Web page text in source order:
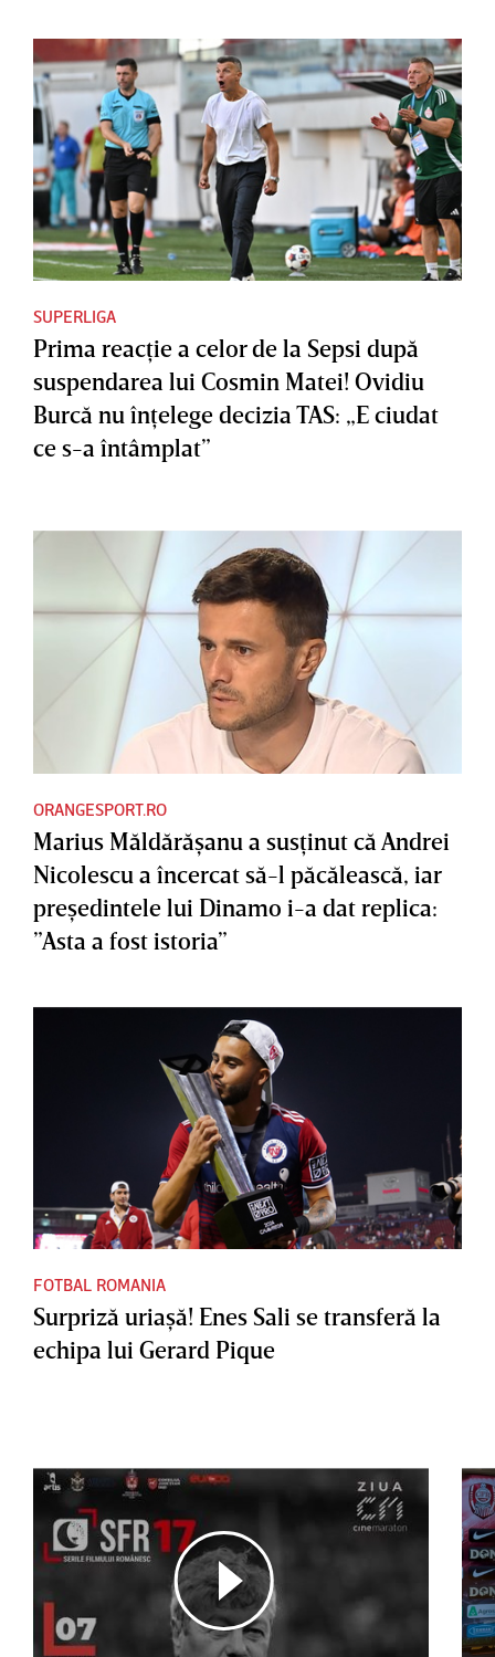
SUPERLIGA
Prima reacţie a celor de la Sepsi după
suspendarea lui Cosmin Matei! Ovidiu
Burcă nu înţelege decizia TAS: „E ciudat
ce s-a întâmplat”
ORANGESPORT.RO
Marius Măldărăşanu a susţinut că Andrei
Nicolescu a încercat să-l păcălească, iar
preşedintele lui Dinamo i-a dat replica:
”Asta a fost istoria”
FOTBAL ROMANIA
Surpriză uriaşă! Enes Sali se transferă la
echipa lui Gerard Pique